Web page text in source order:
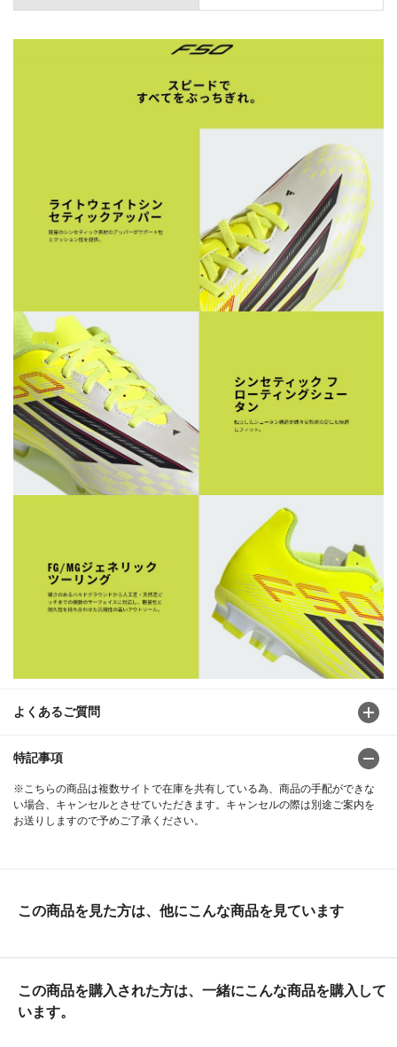
よくあるご質問
特記事項
※こちらの商品は複数サイトで在庫を共有している為、商品の手配ができな
い場合、キャンセルとさせていただきます。キャンセルの際は別途ご案内を
お送りしますので予めご了承ください。
この商品を見た方は、他にこんな商品を見ています
この商品を購入された方は、一緒にこんな商品を購入して
います。